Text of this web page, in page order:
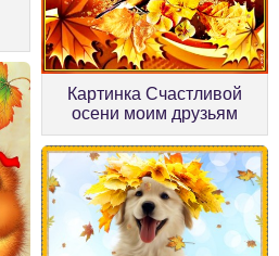
Картинка Счастливой
осени моим друзьям